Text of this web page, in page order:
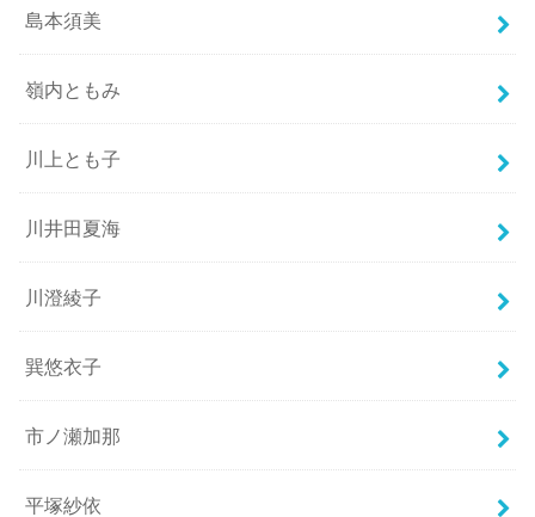
島本須美
嶺内ともみ
川上とも子
川井田夏海
川澄綾子
巽悠衣子
市ノ瀬加那
平塚紗依